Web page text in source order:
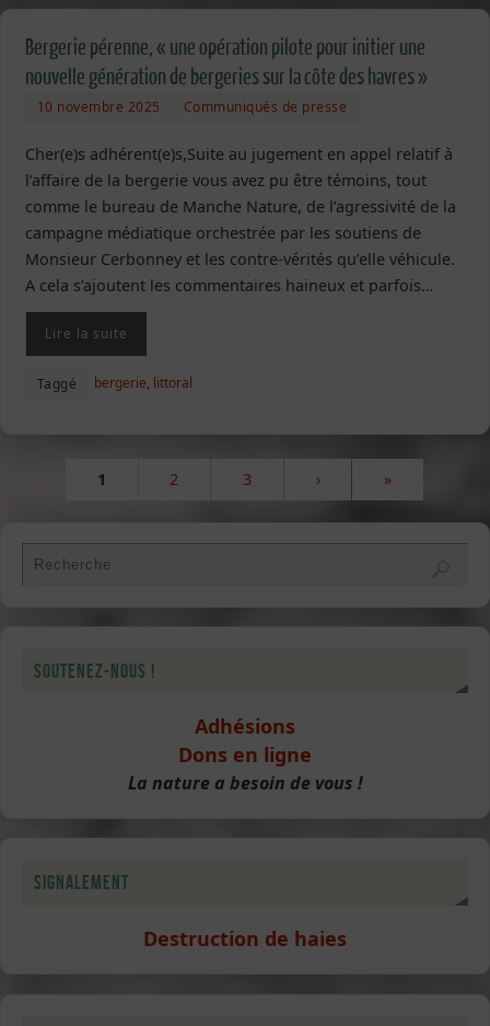
Bergerie pérenne, « une opération pilote pour initier une
nouvelle génération de bergeries sur la côte des havres »
10 novembre 2025 Communiqués de presse
Cher(e)s adhérent(e)s,Suite au jugement en appel relatif à
l’affaire de la bergerie vous avez pu être témoins, tout
comme le bureau de Manche Nature, de l’agressivité de la
campagne médiatique orchestrée par les soutiens de
Monsieur Cerbonney et les contre-vérités qu’elle véhicule.
A cela s’ajoutent les commentaires haineux et parfois…
Lire la suite
Taggé bergerie, littoral
1 2 3 › »
Soutenez-nous !
Adhésions
Dons en ligne
La nature a besoin de vous !
Signalement
Destruction de haies